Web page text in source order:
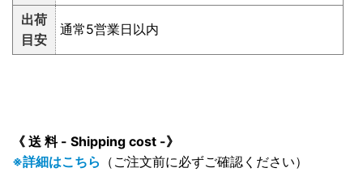
出荷
目安
通常5営業日以内
《 送 料 - Shipping cost -》
※詳細はこちら （ご注文前に必ずご確認ください）